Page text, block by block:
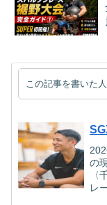
この記事を書いた人
の
〈
レ